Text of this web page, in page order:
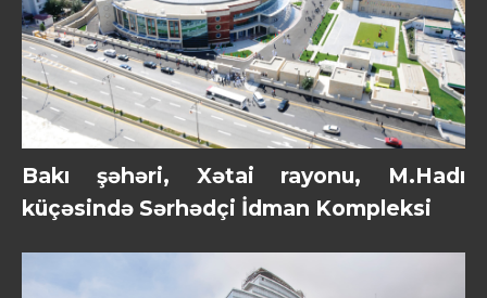
Bakı şəhəri, Xətai rayonu, M.Hadı
küçəsində Sərhədçi İdman Kompleksi